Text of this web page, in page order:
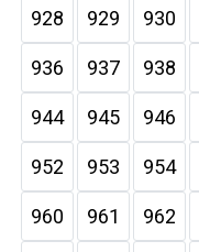
928 929 930
936 937 938
944 945 946
952 953 954
960 961 962